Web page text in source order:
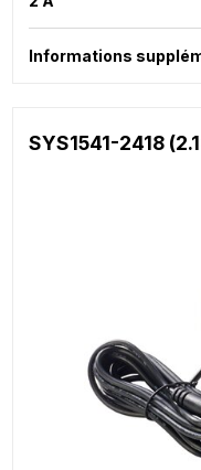
Informations
SYS1541-2418